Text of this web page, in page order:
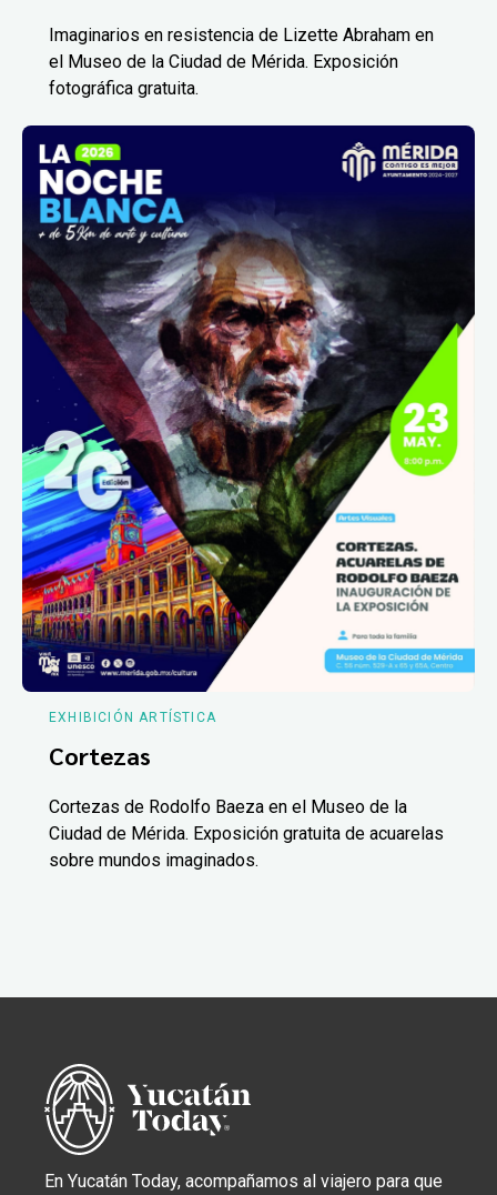
Imaginarios en resistencia de Lizette Abraham en
el Museo de la Ciudad de Mérida. Exposición
fotográfica gratuita.
EXHIBICIÓN ARTÍSTICA
Cortezas
Cortezas de Rodolfo Baeza en el Museo de la
Ciudad de Mérida. Exposición gratuita de acuarelas
sobre mundos imaginados.
En Yucatán Today, acompañamos al viajero para que